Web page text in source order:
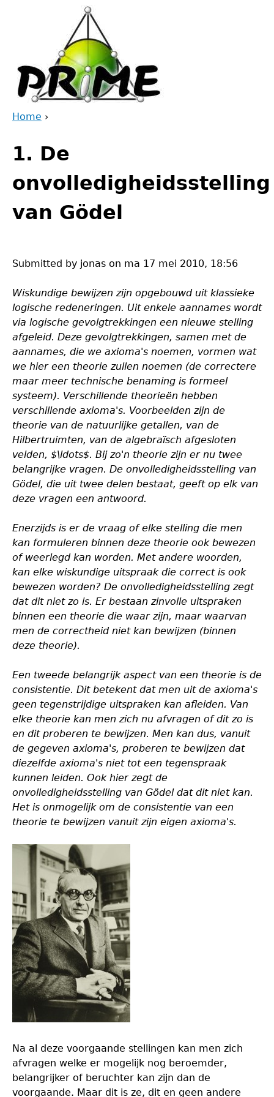
are
here
Home ›
to
top
1. De
onvolledigheidsstelling
van Gödel
Submitted by jonas on ma 17 mei 2010, 18:56
Wiskundige bewijzen zijn opgebouwd uit klassieke
logische redeneringen. Uit enkele aannames wordt
via logische gevolgtrekkingen een nieuwe stelling
afgeleid. Deze gevolgtrekkingen, samen met de
aannames, die we axioma's noemen, vormen wat
we hier een theorie zullen noemen (de correctere
maar meer technische benaming is formeel
systeem). Verschillende theorieën hebben
verschillende axioma's. Voorbeelden zijn de
theorie van de natuurlijke getallen, van de
Hilbertruimten, van de algebraïsch afgesloten
velden, $\ldots$. Bij zo'n theorie zijn er nu twee
belangrijke vragen. De onvolledigheidsstelling van
Gödel, die uit twee delen bestaat, geeft op elk van
deze vragen een antwoord.
Enerzijds is er de vraag of elke stelling die men
kan formuleren binnen deze theorie ook bewezen
of weerlegd kan worden. Met andere woorden,
kan elke wiskundige uitspraak die correct is ook
bewezen worden? De onvolledigheidsstelling zegt
dat dit niet zo is. Er bestaan zinvolle uitspraken
binnen een theorie die waar zijn, maar waarvan
men de correctheid niet kan bewijzen (binnen
deze theorie).
Een tweede belangrijk aspect van een theorie is de
consistentie. Dit betekent dat men uit de axioma's
geen tegenstrijdige uitspraken kan afleiden. Van
elke theorie kan men zich nu afvragen of dit zo is
en dit proberen te bewijzen. Men kan dus, vanuit
de gegeven axioma's, proberen te bewijzen dat
diezelfde axioma's niet tot een tegenspraak
kunnen leiden. Ook hier zegt de
onvolledigheidsstelling van Gödel dat dit niet kan.
Het is onmogelijk om de consistentie van een
theorie te bewijzen vanuit zijn eigen axioma's.
Na al deze voorgaande stellingen kan men zich
afvragen welke er mogelijk nog beroemder,
belangrijker of beruchter kan zijn dan de
voorgaande. Maar dit is ze, dit en geen andere